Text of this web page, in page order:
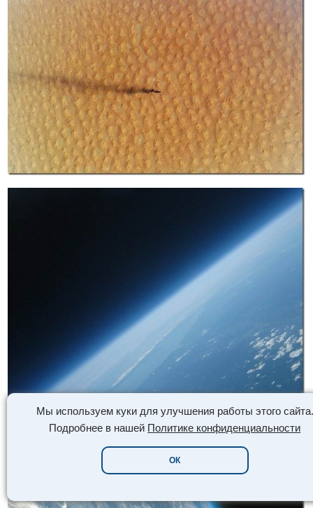
Мы используем куки для улучшения работы этого сайта.
Подробнее в нашей Политике конфиденциальности
ОК